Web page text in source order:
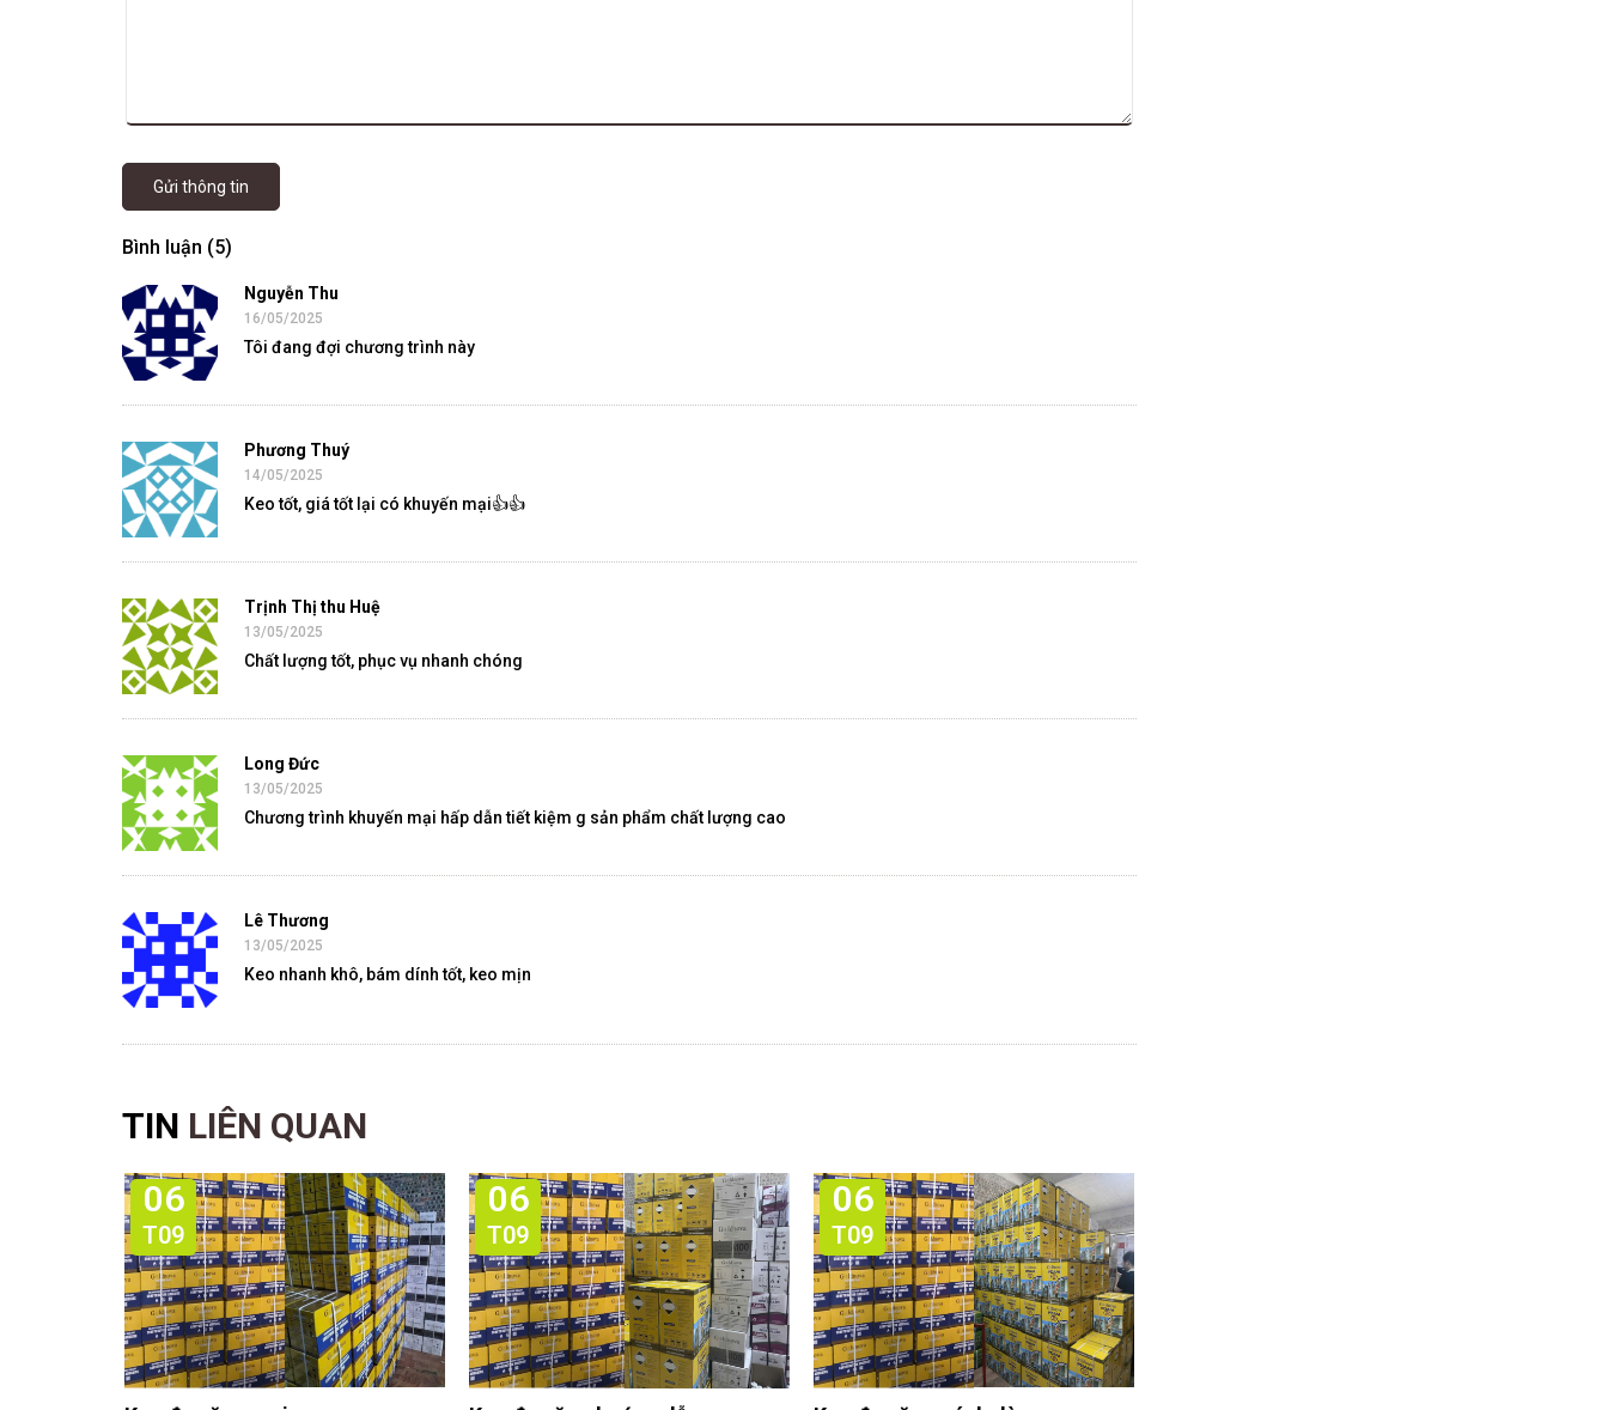
Gửi thông tin
Bình luận (5)
Nguyễn Thu
16/05/2025
Tôi đang đợi chương trình này
Phương Thuý
14/05/2025
Keo tốt, giá tốt lại có khuyến mại👍👍
Trịnh Thị thu Huệ
13/05/2025
Chất lượng tốt, phục vụ nhanh chóng
Long Đức
13/05/2025
Chương trình khuyến mại hấp dẫn tiết kiệm g sản phẩm chất lượng cao
Lê Thương
13/05/2025
Keo nhanh khô, bám dính tốt, keo mịn
TIN LIÊN QUAN
06
T09
06
T09
06
T09